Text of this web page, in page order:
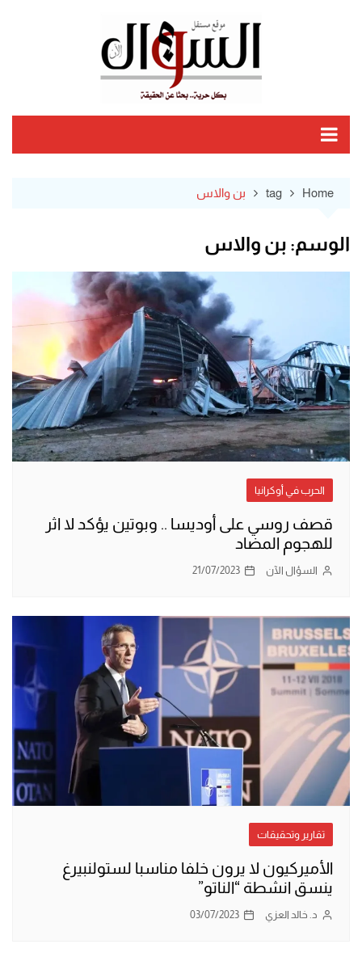
Home
tag بن والاس
الوسم: بن والاس
الحرب في أوكرانيا
قصف روسي على أوديسا .. وبوتين يؤكد لا اثر
للهجوم المضاد
السؤال الآن 21/07/2023
تقارير وتحقيقات
الأميركيون لا يرون خلفا مناسبا لستولنبيرغ
ينسق انشطة “الناتو”
د. خالد العزي 03/07/2023